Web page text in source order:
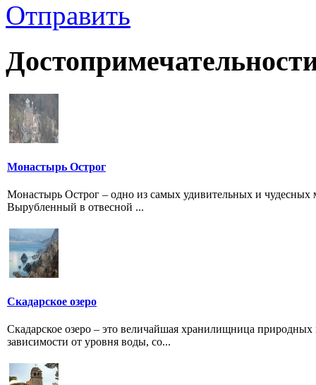
Отправить
Монастырь Острог
Монастырь Острог – одно из самых удивительных и
Вырубленный в отвесной ...
Скадарское озеро
Скадарское озеро – это величайшая хранилищница
зависимости от уровня воды, со...